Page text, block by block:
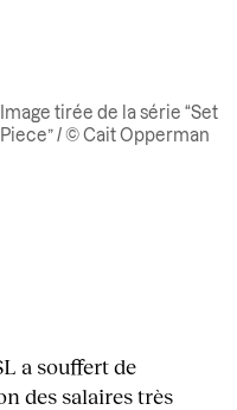
Image tirée de la série “Set
Piece” / © Cait Opperman
a souffert de
des salaires très